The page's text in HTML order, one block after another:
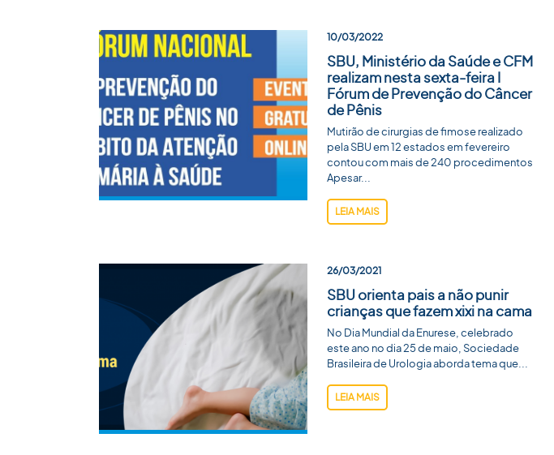
10/03/2022
SBU, Ministério da Saúde e CFM
realizam nesta sexta-feira I
Fórum de Prevenção do Câncer
de Pênis
Mutirão de cirurgias de fimose realizado
pela SBU em 12 estados em fevereiro
contou com mais de 240 procedimentos
Apesar...
LEIA MAIS
26/03/2021
SBU orienta pais a não punir
crianças que fazem xixi na cama
No Dia Mundial da Enurese, celebrado
este ano no dia 25 de maio, Sociedade
Brasileira de Urologia aborda tema que...
LEIA MAIS